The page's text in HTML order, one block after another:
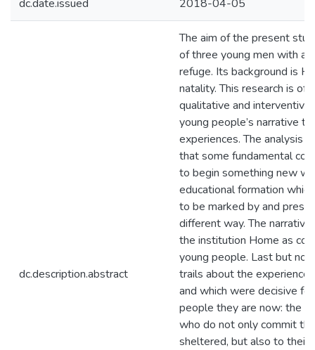
dc.date.issued 2018-04-05
dc.description.abstract
The aim of the present
of three young men with
refuge. Its background is
natality. This research is of
qualitative and
young people’s narrative
experiences. The analysis
that some fundamental
to begin something new
educational formation
to be marked by and
different way. The
the institution Home as
young people. Last but
trails about the
and which were decisive
people they are now: the
who do not only commit
sheltered, but also to their